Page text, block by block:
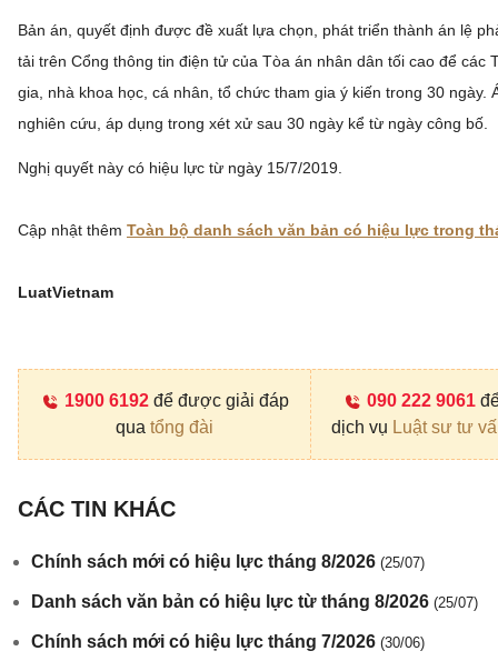
Bản án, quyết định được đề xuất lựa chọn, phát triển thành án lệ
tải trên Cổng thông tin điện tử của Tòa án nhân dân tối cao để các
gia, nhà khoa học, cá nhân, tổ chức tham gia ý kiến trong 30 ngày.
nghiên cứu, áp dụng trong xét xử sau 30 ngày kể từ ngày công bố.
Nghị quyết này có hiệu lực từ ngày 15/7/2019.
Cập nhật thêm Toàn bộ danh sách văn bản có hiệu lực trong
LuatVietnam
1900 6192để được giải đáp
qua tổng đài
090 222 9061
dịch vụ Luật sư tư
CÁC TIN KHÁC
Chính sách mới có hiệu lực tháng 8/2026 (25/07)
Danh sách văn bản có hiệu lực từ tháng 8/2026 (25/07)
Chính sách mới có hiệu lực tháng 7/2026 (30/06)